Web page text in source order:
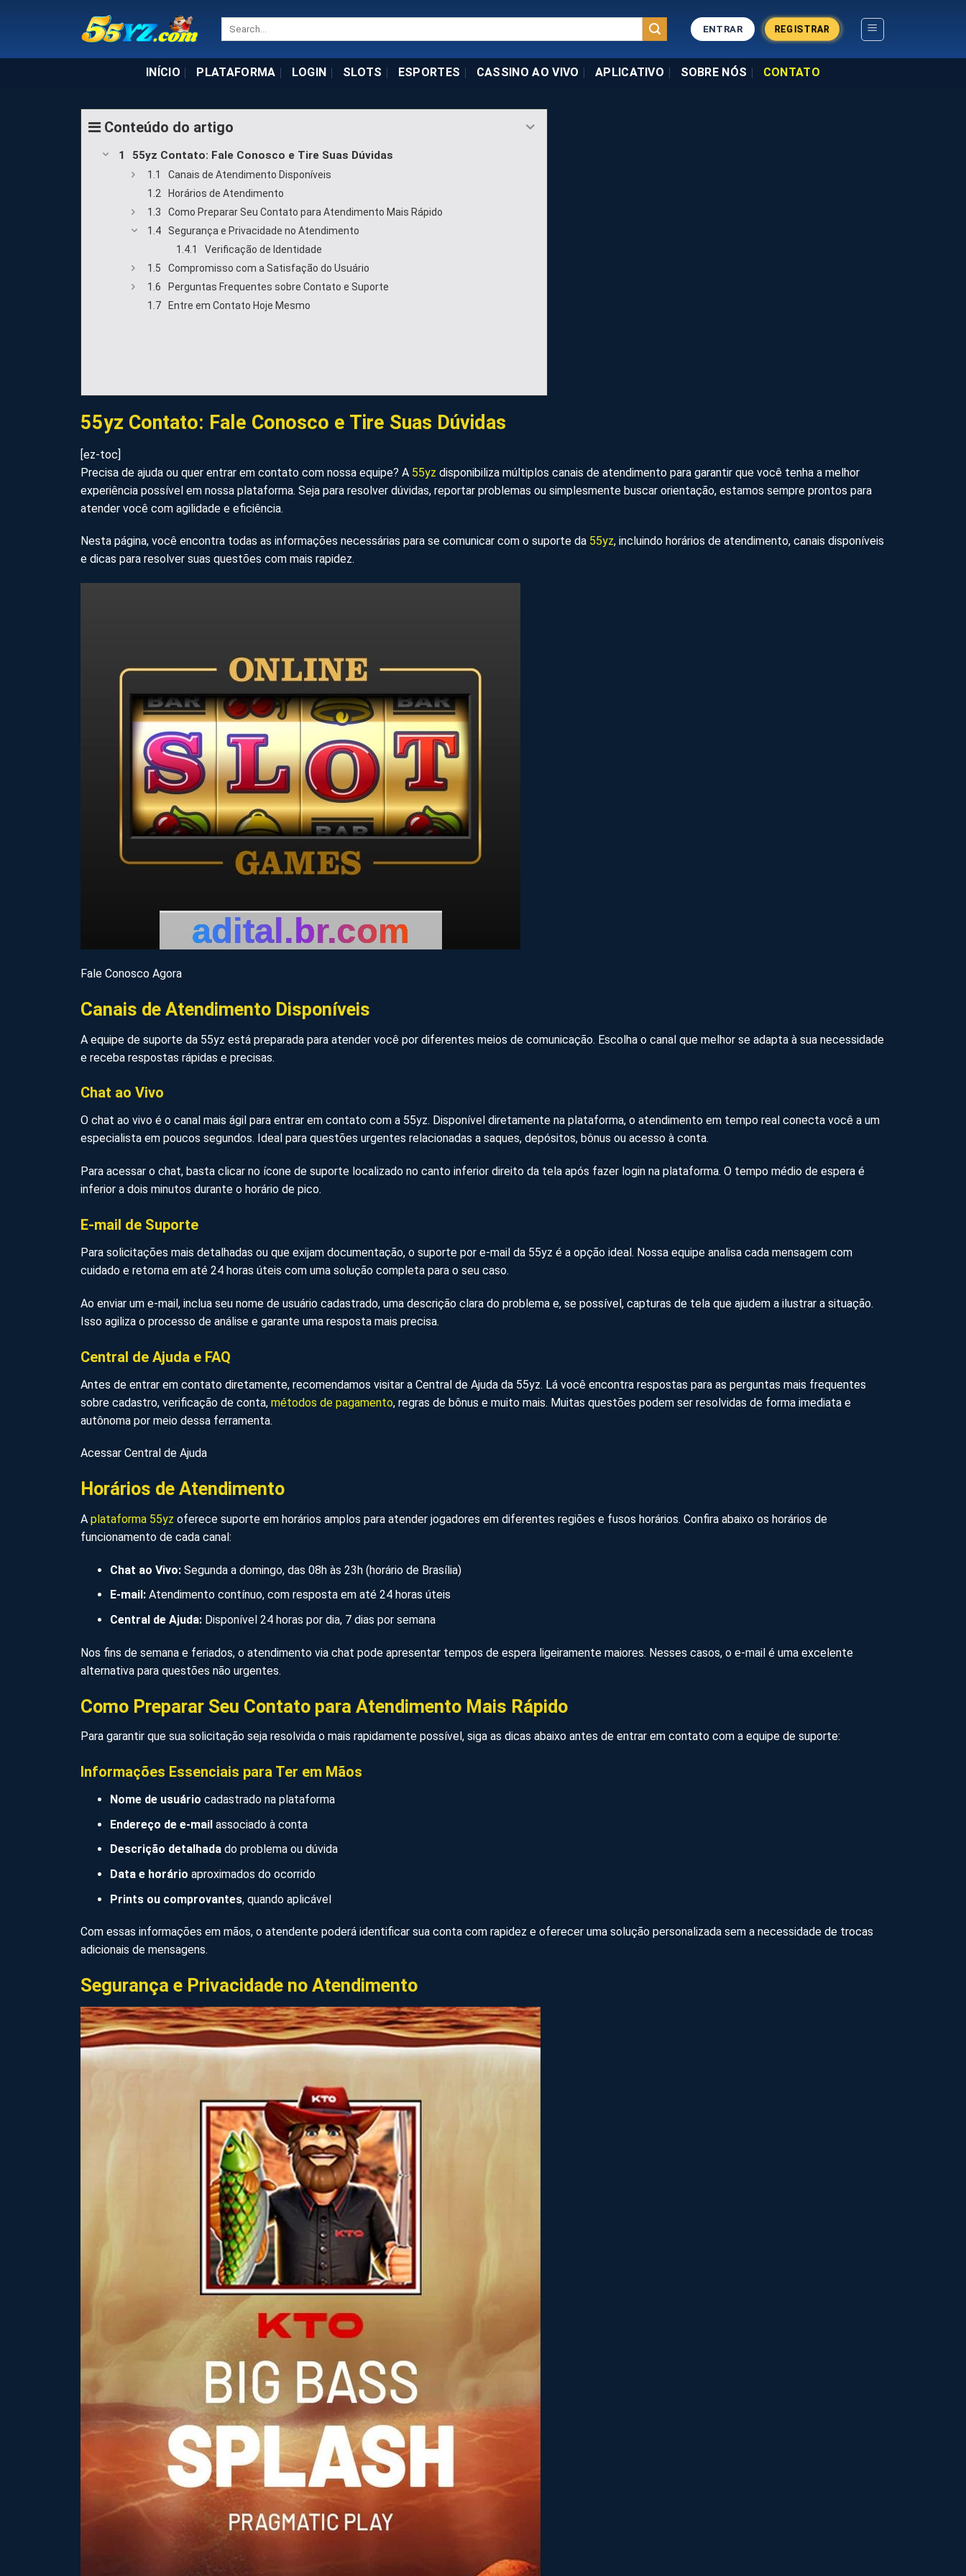
ENTRAR REGISTRAR
INÍCIO PLATAFORMA LOGIN SLOTS ESPORTES CASSINO AO VIVO APLICATIVO SOBRE NÓS CONTATO
Conteúdo do artigo
55yz Contato: Fale Conosco e Tire Suas Dúvidas
Canais de Atendimento Disponíveis
Horários de Atendimento
Como Preparar Seu Contato para Atendimento Mais Rápido
Segurança e Privacidade no Atendimento
Verificação de Identidade
Compromisso com a Satisfação do Usuário
Perguntas Frequentes sobre Contato e Suporte
Entre em Contato Hoje Mesmo
55yz Contato: Fale Conosco e Tire Suas Dúvidas
[ez-toc]
Precisa de ajuda ou quer entrar em contato com nossa equipe? A 55yz disponibiliza múltiplos canais de atendimento para garantir que você tenha a melhor
experiência possível em nossa plataforma. Seja para resolver dúvidas, reportar problemas ou simplesmente buscar orientação, estamos sempre prontos para
atender você com agilidade e eficiência.
Nesta página, você encontra todas as informações necessárias para se comunicar com o suporte da 55yz, incluindo horários de atendimento, canais disponíveis
e dicas para resolver suas questões com mais rapidez.
Fale Conosco Agora
Canais de Atendimento Disponíveis
A equipe de suporte da 55yz está preparada para atender você por diferentes meios de comunicação. Escolha o canal que melhor se adapta à sua necessidade
e receba respostas rápidas e precisas.
Chat ao Vivo
O chat ao vivo é o canal mais ágil para entrar em contato com a 55yz. Disponível diretamente na plataforma, o atendimento em tempo real conecta você a um
especialista em poucos segundos. Ideal para questões urgentes relacionadas a saques, depósitos, bônus ou acesso à conta.
Para acessar o chat, basta clicar no ícone de suporte localizado no canto inferior direito da tela após fazer login na plataforma. O tempo médio de espera é
inferior a dois minutos durante o horário de pico.
E-mail de Suporte
Para solicitações mais detalhadas ou que exijam documentação, o suporte por e-mail da 55yz é a opção ideal. Nossa equipe analisa cada mensagem com
cuidado e retorna em até 24 horas úteis com uma solução completa para o seu caso.
Ao enviar um e-mail, inclua seu nome de usuário cadastrado, uma descrição clara do problema e, se possível, capturas de tela que ajudem a ilustrar a situação.
Isso agiliza o processo de análise e garante uma resposta mais precisa.
Central de Ajuda e FAQ
Antes de entrar em contato diretamente, recomendamos visitar a Central de Ajuda da 55yz. Lá você encontra respostas para as perguntas mais frequentes
sobre cadastro, verificação de conta, métodos de pagamento, regras de bônus e muito mais. Muitas questões podem ser resolvidas de forma imediata e
autônoma por meio dessa ferramenta.
Acessar Central de Ajuda
Horários de Atendimento
A plataforma 55yz oferece suporte em horários amplos para atender jogadores em diferentes regiões e fusos horários. Confira abaixo os horários de
funcionamento de cada canal:
Chat ao Vivo:Segunda a domingo, das 08h às 23h (horário de Brasília)
E-mail:Atendimento contínuo, com resposta em até 24 horas úteis
Central de Ajuda:Disponível 24 horas por dia, 7 dias por semana
Nos fins de semana e feriados, o atendimento via chat pode apresentar tempos de espera ligeiramente maiores. Nesses casos, o e-mail é uma excelente
alternativa para questões não urgentes.
Como Preparar Seu Contato para Atendimento Mais Rápido
Para garantir que sua solicitação seja resolvida o mais rapidamente possível, siga as dicas abaixo antes de entrar em contato com a equipe de suporte:
Informações Essenciais para Ter em Mãos
Nome de usuário cadastrado na plataforma
Endereço de e-mailassociado à conta
Descrição detalhadado problema ou dúvida
Data e horário aproximados do ocorrido
Prints ou comprovantes, quando aplicável
Com essas informações em mãos, o atendente poderá identificar sua conta com rapidez e oferecer uma solução personalizada sem a necessidade de trocas
adicionais de mensagens.
Segurança e Privacidade no Atendimento